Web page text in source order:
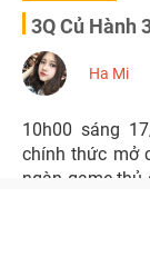
3Q Củ Hành
Ha Mi
10h00 sáng
chính thức mở
ngàn game